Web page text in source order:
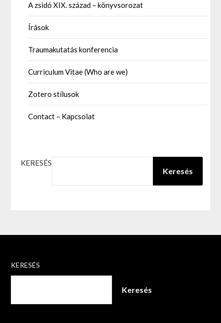
A zsidó XIX. század – könyvsorozat
Írások
Traumakutatás konferencia
Curriculum Vitae (Who are we)
Zotero stílusok
Contact – Kapcsolat
KERESÉS
Keresés
KERESÉS
Keresés